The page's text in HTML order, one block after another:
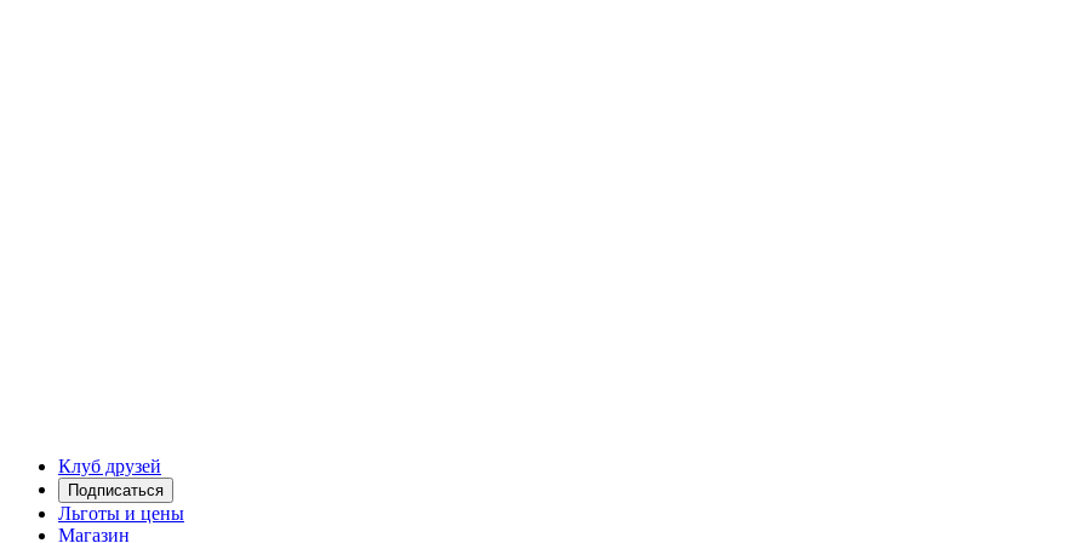
Клуб друзей
Подписаться
Льготы и цены
Магазин